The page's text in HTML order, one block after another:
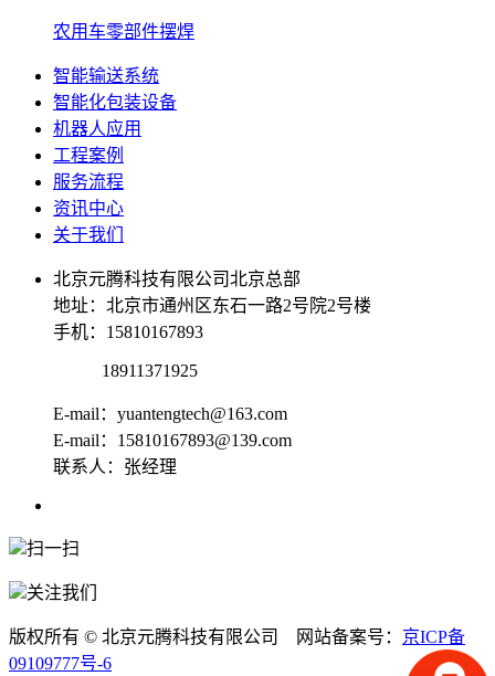
农用车零部件摆焊
智能输送系统
智能化包装设备
机器人应用
工程案例
服务流程
资讯中心
关于我们
北京元腾科技有限公司北京总部
地址：北京市通州区东石一路2号院2号楼
手机：15810167893
18911371925
E-mail：yuantengtech@163.com
E-mail：15810167893@139.com
联系人：张经理
扫一扫
关注我们
版权所有 © 北京元腾科技有限公司 网站备案号： 京ICP备
09109777号-6